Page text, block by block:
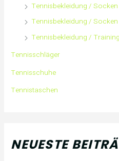
Tennisbekleidung /
Tennisbekleidung /
Tennisbekleidung /
Tennisschläger
Tennisschuhe
Tennistaschen
NEUESTE